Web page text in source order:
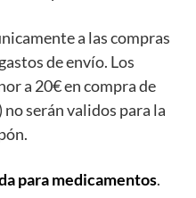
a las compras
de envío. Los
a 20€ en compra de
serán validos para la
para medicamentos.